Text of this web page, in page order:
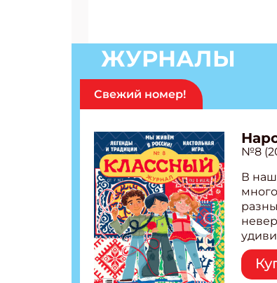
ЖУРНАЛЫ
Свежий номер!
№8
В